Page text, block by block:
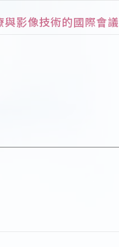
影像技術的國際會議